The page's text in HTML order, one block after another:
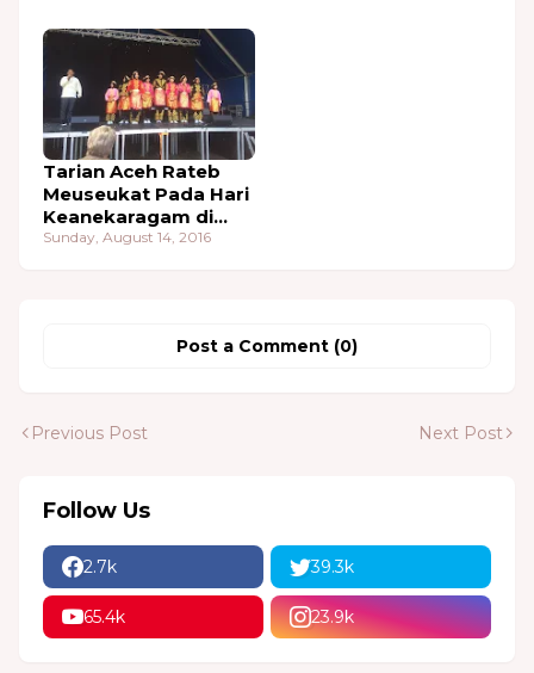
Tarian Aceh Rateb
Meuseukat Pada Hari
Keanekaragam di
Panggong Aalborg
Sunday, August 14, 2016
Post a Comment (0)
Previous Post Next Post
Follow Us
2.7k 39.3k
65.4k 23.9k